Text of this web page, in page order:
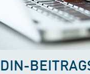
DIN-